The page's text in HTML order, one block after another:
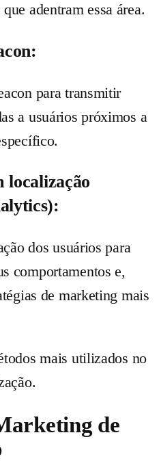
adentram essa área.
para transmitir
a usuários próximos a
localização
dos usuários para
comportamentos e,
de marketing mais
mais utilizados no
de